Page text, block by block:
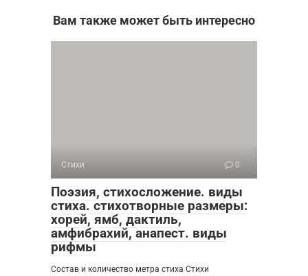
Вам также может быть интересно
Стихи 0
Поэзия, стихосложение. виды
стиха. стихотворные размеры:
хорей, ямб, дактиль,
амфибрахий, анапест. виды
рифмы
Состав и количество метра стиха Стихи